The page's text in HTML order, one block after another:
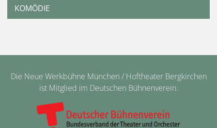
KOMÖDIE
Die Neue Werkbühne München / Hoftheater Bergkirchen
ist Mitglied im Deutschen Bühnenverein.